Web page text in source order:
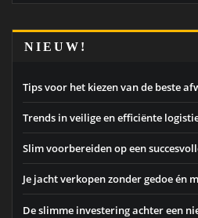
NIEUW!
Tips voor het kiezen van de beste
Trends in veilige en efficiënte
Slim voorbereiden op een
Je jacht verkopen zonder gedoe én
De slimme investering achter een